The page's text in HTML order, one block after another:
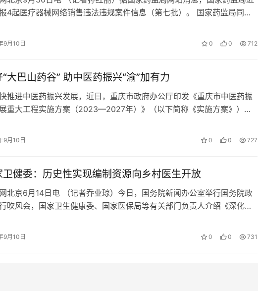
4起医疗器械网络销售违法违规案件信息（第七批）。 国家药监局同时
，从事医疗器械网络销售活动的，应当在显著位置展示其医疗器械生产经
9月10日 0 0 712
“大巴山药谷” 助中医药振兴“渝”加有力
推进中医药振兴发展，近日，重庆市政府办公厅印发《重庆市中医药振
重大工程实施方案（2023—2027年）》（以下简称《实施方案》），
达标基地不少于30个，渝产优质GAP品种不少于20个，打造“大巴山药
9月10日 0 0 727
卫健委：历史性实现编制资源向乡村医生开放
北京6月14日电 （记者乔业琼）今日，国务院新闻办公室举行国务院政
吹风会，国家卫生健康委、国家医保局等有关部门负责人介绍《深化医
生健康委副主任李斌介绍了2023年医药卫生体制改革的进展情况。具体如
9月10日 0 0 731